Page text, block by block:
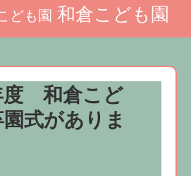
ども園 和倉こども園
度 和倉こど
式がありま